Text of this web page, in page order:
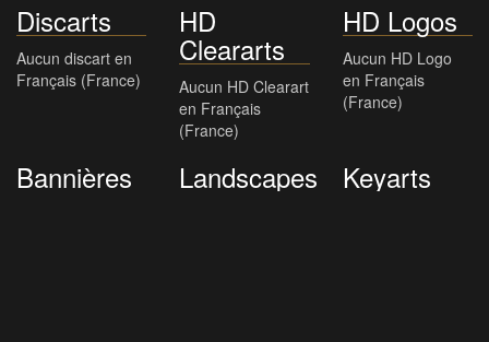
Discarts
Aucun discart en
Français (France)
HD
Cleararts
Aucun HD Clearart
en Français
(France)
HD Logos
Aucun HD Logo
en Français
(France)
Bannières Landscapes Keyarts